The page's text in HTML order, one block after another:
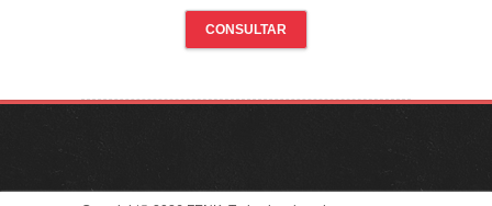
CONSULTAR